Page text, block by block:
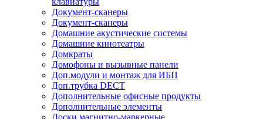
Документ-сканеры
Документ-сканеры
Домашние акустические системы
Домашние кинотеатры
Домкраты
Домофоны и вызывные панели
Доп.модули и монтаж для ИБП
Доп.трубка DECT
Дополнительные офисные продукты
Дополнительные элементы
Доски магнитно-маркерные